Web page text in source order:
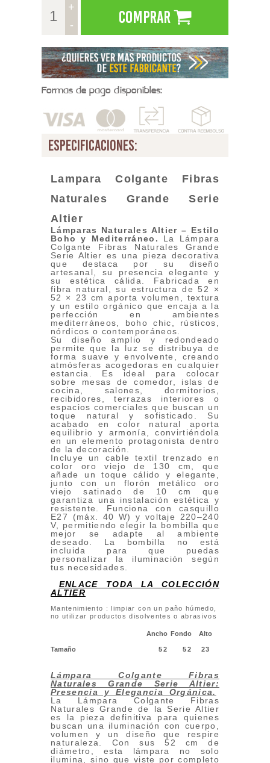
+
-
Comprar
Formas de pago disponibles:
especificaciones:
Lampara Colgante Fibras
Naturales GrandeSerie
Altier
Lámparas Naturales Altier – Estilo
Boho y Mediterráneo .
La Lámpara
Colgante Fibras Naturales Grande
Serie Altier es una pieza decorativa
que destaca por su diseño
artesanal, su presencia elegante y
su estética cálida. Fabricada en
fibra natural, su estructura de 52 ×
52 × 23 cm aporta volumen, textura
y un estilo orgánico que encaja a la
perfección en ambientes
mediterráneos, boho chic, rústicos,
nórdicos o contemporáneos.
Su diseño amplio y redondeado
permite que la luz se distribuya de
forma suave y envolvente, creando
atmósferas acogedoras en cualquier
estancia. Es ideal para colocar
sobre mesas de comedor, islas de
cocina, salones, dormitorios,
recibidores, terrazas interiores o
espacios comerciales que buscan un
toque natural y sofisticado. Su
acabado en color natural aporta
equilibrio y armonía, convirtiéndola
en un elemento protagonista dentro
de la decoración.
Incluye un cable textil trenzado en
color oro viejo de 130 cm, que
añade un toque cálido y elegante,
junto con un florón metálico oro
viejo satinado de 10 cm que
garantiza una instalación estética y
resistente. Funciona con casquillo
E27 (máx. 40 W) y voltaje 220–240
V, permitiendo elegir la bombilla que
mejor se adapte al ambiente
deseado. La bombilla no está
incluida para que puedas
personalizar la iluminación según
tus necesidades.
ENLACE TODA LA COLECCIÓN
ALTIER
Mantenimiento : limpiar con un paño húmedo,
no utilizar productos disolventes o abrasivos
Ancho Fondo Alto
Tamaño 52 52 23
Lámpara Colgante Fibras
Naturales Grande Serie Altier:
Presencia y Elegancia Orgánica.
La Lámpara Colgante Fibras
Naturales Grande de la Serie Altier
es la pieza definitiva para quienes
buscan una iluminación con cuerpo,
volumen y un diseño que respire
naturaleza. Con sus 52 cm de
diámetro, esta lámpara no solo
ilumina, sino que viste por completo